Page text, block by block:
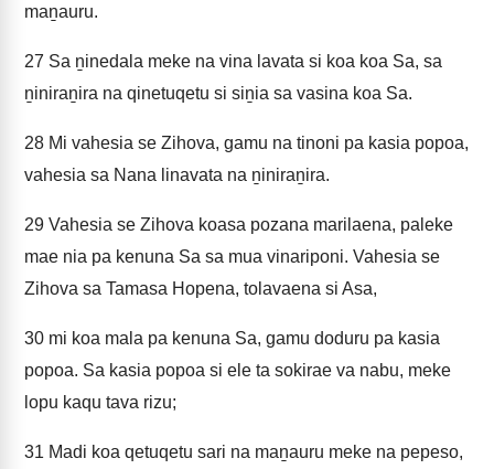
maṉauru.
27 Sa ṉinedala meke na vina lavata si koa koa Sa, sa
ṉiniraṉira na qinetuqetu si siṉia sa vasina koa Sa.
28 Mi vahesia se Zihova, gamu na tinoni pa kasia popoa,
vahesia sa Nana linavata na ṉiniraṉira.
29 Vahesia se Zihova koasa pozana marilaena, paleke
mae nia pa kenuna Sa sa mua vinariponi. Vahesia se
Zihova sa Tamasa Hopena, tolavaena si Asa,
30 mi koa mala pa kenuna Sa, gamu doduru pa kasia
popoa. Sa kasia popoa si ele ta sokirae va nabu, meke
lopu kaqu tava rizu;
31 Madi koa qetuqetu sari na maṉauru meke na pepeso,